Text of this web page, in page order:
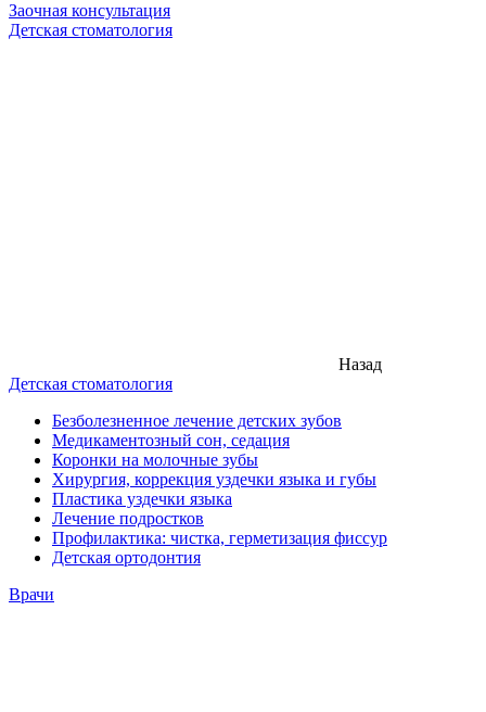
Заочная консультация
Детская стоматология
Назад
Детская стоматология
Безболезненное лечение детских зубов
Медикаментозный сон, седация
Коронки на молочные зубы
Хирургия, коррекция уздечки языка и губы
Пластика уздечки языка
Лечение подростков
Профилактика: чистка, герметизация фиссур
Детская ортодонтия
Врачи